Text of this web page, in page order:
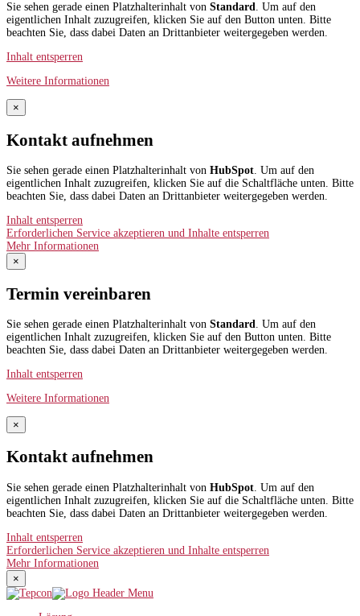
Sie sehen gerade einen Platzhalterinhalt von Standard. Um auf den
eigentlichen Inhalt zuzugreifen, klicken Sie auf den Button unten. Bitte
beachten Sie, dass dabei Daten an Drittanbieter weitergegeben werden.
Inhalt entsperren
Weitere Informationen
×
Kontakt aufnehmen
Sie sehen gerade einen Platzhalterinhalt von HubSpot. Um auf den
eigentlichen Inhalt zuzugreifen, klicken Sie auf die Schaltfläche unten. Bitte
beachten Sie, dass dabei Daten an Drittanbieter weitergegeben werden.
Inhalt entsperren
Erforderlichen Service akzeptieren und Inhalte entsperren
Mehr Informationen
×
Termin vereinbaren
Sie sehen gerade einen Platzhalterinhalt von Standard
. Um auf den
eigentlichen Inhalt zuzugreifen, klicken Sie auf den Button unten. Bitte
beachten Sie, dass dabei Daten an Drittanbieter weitergegeben werden.
Inhalt entsperren
Weitere Informationen
×
Kontakt aufnehmen
Sie sehen gerade einen Platzhalterinhalt von HubSpot . Um auf den
eigentlichen Inhalt zuzugreifen, klicken Sie auf die Schaltfläche unten. Bitte
beachten Sie, dass dabei Daten an Drittanbieter weitergegeben werden.
Inhalt entsperren
Erforderlichen Service akzeptieren und Inhalte entsperren
Mehr Informationen
×